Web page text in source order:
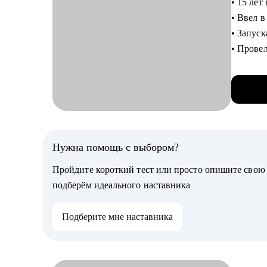
•
•
• 15
• Ввел
•
•
•
Нужна помощь с выбором?
Пройдите короткий тест или просто опишите
подберём идеального наставника
Подберите мне наставника